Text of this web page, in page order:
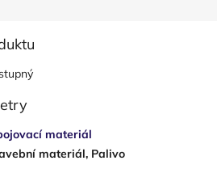
materiál
materiál, Palivo